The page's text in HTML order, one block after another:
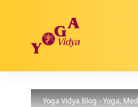
Yoga Vidya Blog - Yoga,